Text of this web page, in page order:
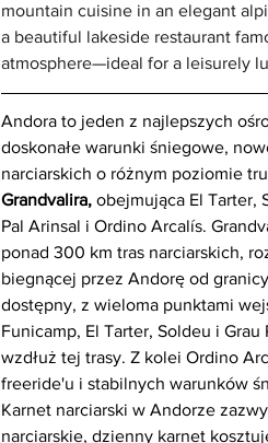
mountain cuisine in an elegant
a beautiful lakeside restaurant
atmosphere—ideal for a leisurely
Andora to jeden z najlepszych
doskonałe warunki śniegowe,
narciarskich o różnym poziomie
Grandvalira, obejmująca El Tarter,
Pal Arinsal i Ordino Arcalís.
ponad 300 km tras narciarskich,
biegnącej przez Andorę od
dostępny, z wieloma punktami
Funicamp, El Tarter, Soldeu i
wzdłuż tej trasy. Z kolei Ordino
freeride'u i stabilnych warunków
Karnet narciarski w Andorze
narciarskie, dzienny karnet